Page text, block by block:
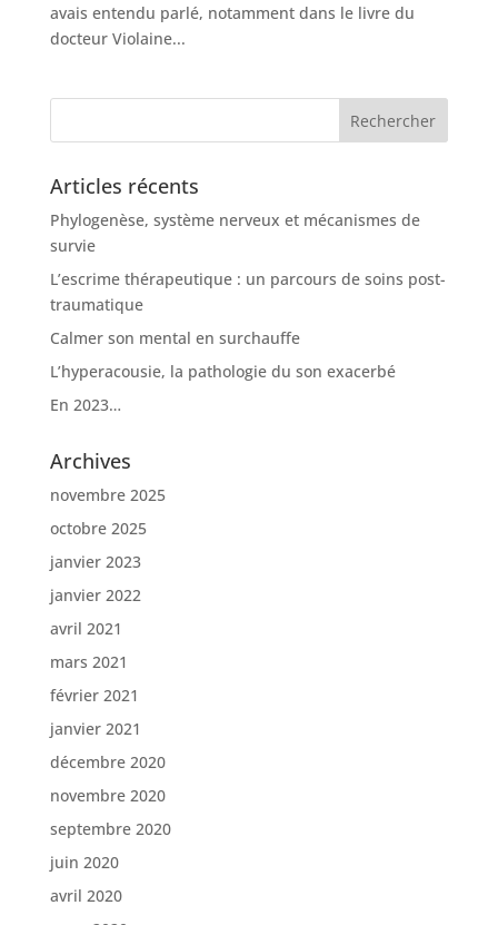
avais entendu parlé, notamment dans le livre du
docteur Violaine...
Articles récents
Phylogenèse, système nerveux et mécanismes de
survie
L’escrime thérapeutique : un parcours de soins post-
traumatique
Calmer son mental en surchauffe
L’hyperacousie, la pathologie du son exacerbé
En 2023…
Archives
novembre 2025
octobre 2025
janvier 2023
janvier 2022
avril 2021
mars 2021
février 2021
janvier 2021
décembre 2020
novembre 2020
septembre 2020
juin 2020
avril 2020